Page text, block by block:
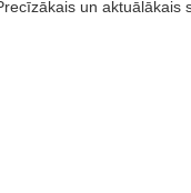
un aktuālākais